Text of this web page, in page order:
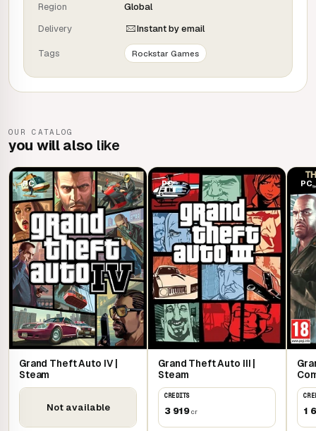
Region
Global
Delivery
Instant by email
Tags Rockstar Games
OUR CATALOG
you will also like
PC
Grand Theft Auto IV |
Steam
Not available
PC
Grand Theft Auto III |
Steam
CREDITS
3 919cr
PC
1